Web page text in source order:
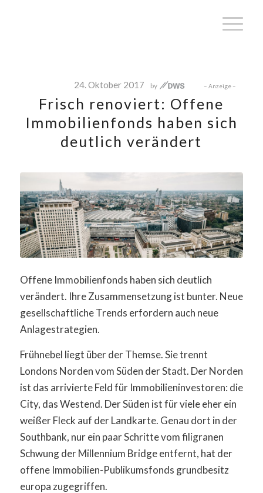
24. Oktober 2017
Frisch renoviert: Offene
Immobilienfonds haben sich
deutlich verändert
Offene Immobilienfonds haben sich deutlich
verändert. Ihre Zusammensetzung ist bunter. Neue
gesellschaftliche Trends erfordern auch neue
Anlagestrategien.
Frühnebel liegt über der Themse. Sie trennt
Londons Norden vom Süden der Stadt. Der Norden
ist das arrivierte Feld für Immobilieninvestoren: die
City, das Westend. Der Süden ist für viele eher ein
weißer Fleck auf der Landkarte. Genau dort in der
Southbank, nur ein paar Schritte vom filigranen
Schwung der Millennium Bridge entfernt, hat der
offene Immobilien-Publikumsfonds grundbesitz
europa zugegriffen.